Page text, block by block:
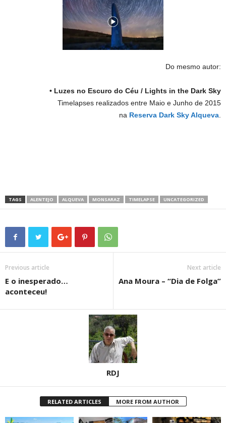
Do mesmo autor:
• Luzes no Escuro do Céu / Lights in the Dark Sky
Timelapses realizados entre Maio e Junho de 2015
na Reserva Dark Sky Alqueva.
TAGS ALENTEJO ALQUEVA MONSARAZ TIMELAPSE UNCATEGORIZED
Previous article
E o inesperado…
aconteceu!
Next article
Ana Moura – “Dia de Folga”
RDJ
RELATED ARTICLES MORE FROM AUTHOR